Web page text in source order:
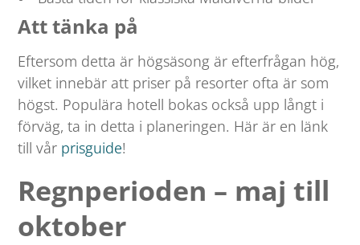
Att tänka på
Eftersom detta är högsäsong är efterfrågan hög,
vilket innebär att priser på resorter ofta är som
högst. Populära hotell bokas också upp långt i
förväg, ta in detta i planeringen. Här är en länk
till vår prisguide!
Regnperioden – maj till
oktober